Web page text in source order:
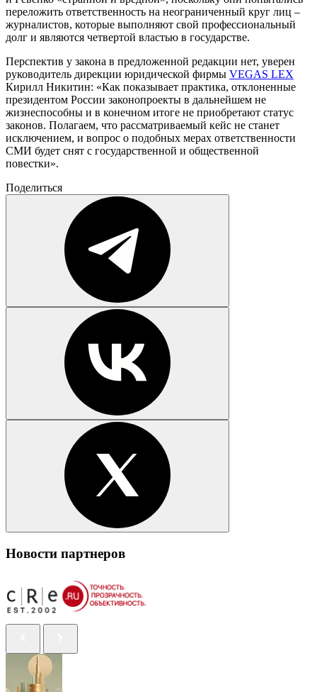
переложить ответственность на неограниченный круг лиц –
журналистов, которые выполняют свой профессиональный
долг и являются четвертой властью в государстве.
Перспектив у закона в предложенной редакции нет, уверен
руководитель дирекции юридической фирмы VEGAS LEX
Кирилл Никитин: «Как показывает практика, отклоненные
президентом России законопроекты в дальнейшем не
жизнеспособны и в конечном итоге не приобретают статус
законов. Полагаем, что рассматриваемый кейс не станет
исключением, и вопрос о подобных мерах ответственности
СМИ будет снят с государственной и общественной
повестки».
Поделиться
Новости партнеров